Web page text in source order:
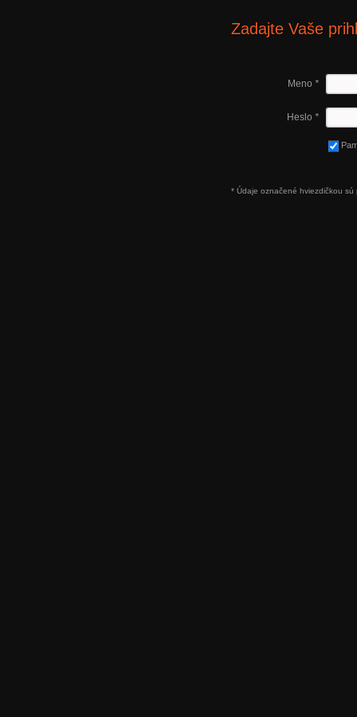
Zadajte Vaše
Meno *
Heslo *
* Údaje označené hviezdičkou sú